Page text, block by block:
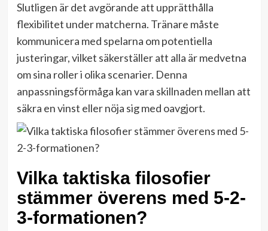
Slutligen är det avgörande att upprätthålla
flexibilitet under matcherna. Tränare måste
kommunicera med spelarna om potentiella
justeringar, vilket säkerställer att alla är medvetna
om sina roller i olika scenarier. Denna
anpassningsförmåga kan vara skillnaden mellan att
säkra en vinst eller nöja sig med oavgjort.
Vilka taktiska filosofier
stämmer överens med 5-2-
3-formationen?